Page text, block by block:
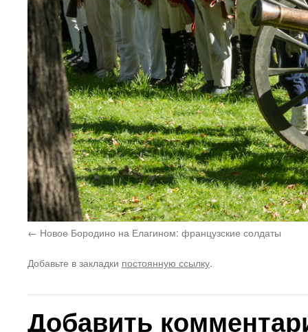
Новое Бородино на Елагином: французские солдаты
Добавьте в закладки постоянную ссылку.
Добавить